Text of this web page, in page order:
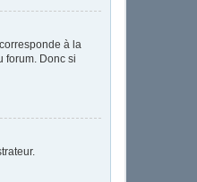
à la
forum. Donc si